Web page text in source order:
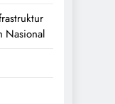
Nasional